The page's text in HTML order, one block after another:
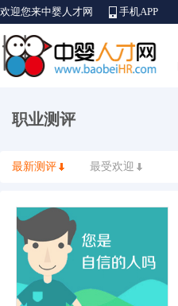
欢迎您来中婴人才网 手机APP
职业测评
最新测评 最受欢迎